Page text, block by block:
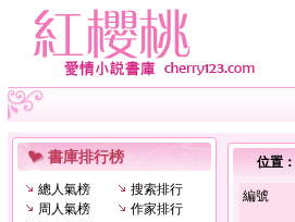
書庫排行榜
總人氣榜
搜索排行
周人氣榜
作家排行
位置：
編號